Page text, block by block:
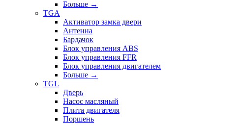
Больше →
TGA
Активатор замка двери
Антенна
Бардачок
Блок управления ABS
Блок управления FFR
Блок управления двигателем
Больше →
TGL
Дверь
Насос масляный
Плита двигателя
Поршень